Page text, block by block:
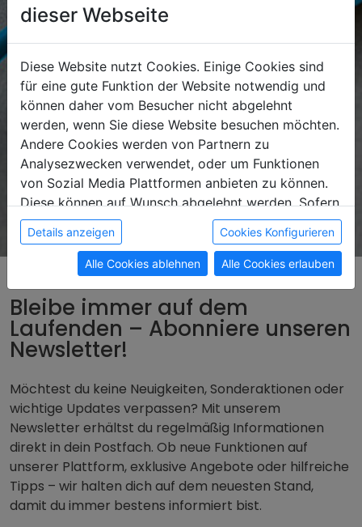
Bleibe immer auf dem
Laufenden – Abonniere unseren
Newsletter!
Möchtest du keine Neuigkeiten, Sonderaktionen oder
wichtige Updates verpassen? Mit unserem
Newsletter erhältst du regelmäßig Informationen
direkt in dein Postfach. Ob neue Funktionen auf
unserer Plattform, exklusive Angebote oder hilfreiche
Tipps – wir halten dich auf dem neuesten Stand,
damit du immer bestens informiert bist.
dieser Webseite
Diese Website nutzt Cookies. Einige Cookies sind
für eine gute Funktion der Website notwendig und
können daher vom Besucher nicht abgelehnt
werden, wenn Sie diese Website besuchen möchten.
Andere Cookies werden von Partnern zu
Analysezwecken verwendet, oder um Funktionen
von Sozial Media Plattformen anbieten zu können.
Diese können auf Wunsch abgelehnt werden. Sofern
sie unsere Webseite weiter nutzen, geben Sie
Einwilligung zu unseren Cookies.
Details anzeigen Cookies Konfigurieren
Alle Cookies ablehnen Alle Cookies erlauben